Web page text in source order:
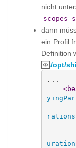
nicht
dann
ein Profil
Definition
/opt/
...